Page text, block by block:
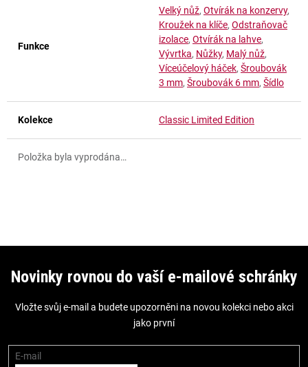
Funkce
Velký nůž, Otvírák na konzervy,
Kroužek na klíče, Odstraňovač
izolace, Otvírák na lahve,
Vývrtka, Nůžky, Malý nůž,
Víceúčelový háček, Šroubovák
3 mm, Šroubovák 6 mm, Šídlo
Kolekce Classic Limited Edition
Položka byla vyprodána…
Novinky rovnou do vaší e-mailové schránky
Vložte svůj e-mail a budete upozorněni na novou kolekci nebo akci
jako první
E-mail